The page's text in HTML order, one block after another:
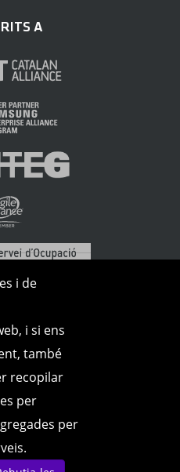
i de
i si ens
també
recopilar
per
per
A